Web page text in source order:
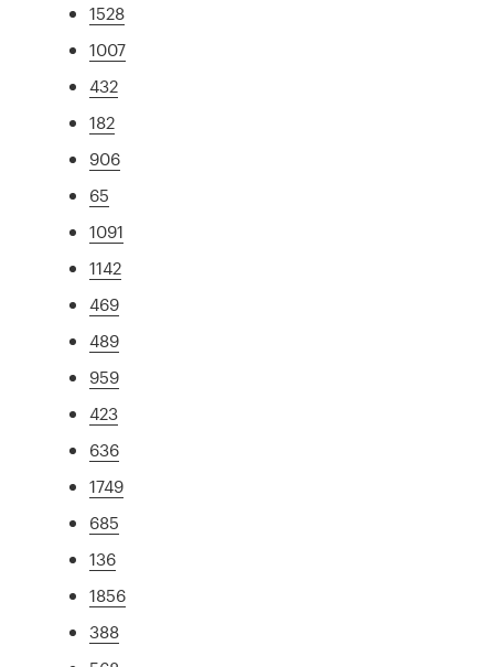
1528
1007
432
182
906
65
1091
1142
469
489
959
423
636
1749
685
136
1856
388